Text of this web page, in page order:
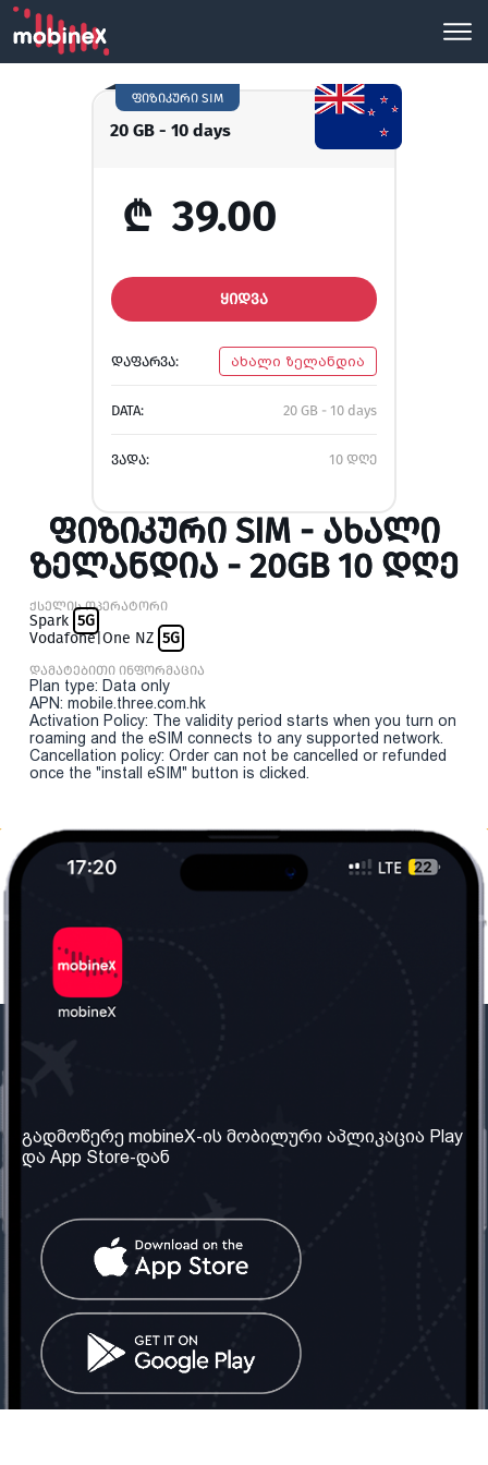
20 GB - 10 days
ფიზიკური SIM
₾ 39.00
ᲧᲘᲓᲕᲐ
ᲓᲐᲤᲐᲠᲕᲐ: ახალი ზელანდია
DATA: 20 GB - 10 days
ᲕᲐᲓᲐ: 10 დღე
ᲤᲘᲖᲘᲙᲣᲠᲘ SIM - ᲐᲮᲐᲚᲘ
ᲖᲔᲚᲐᲜᲓᲘᲐ - 20GB 10 ᲓᲦᲔ
ქსელის ოპერატორი
Spark 5G
Vodafone|One NZ 5G
დამატებითი ინფორმაცია
Plan type: Data only
APN: mobile.three.com.hk
Activation Policy: The validity period starts when you turn on
roaming and the eSIM connects to any supported network.
Cancellation policy: Order can not be cancelled or refunded
once the "install eSIM" button is clicked.
ჩვენ შესახებ
ჩვენი სერვისები
წესები და პირობები
კითხვები
კონტაქტი
საქართველო: თბილისი
ტელ: 032 2 04 00 50
ელ. ფოსტა:
info@mobinex.ge
სოციალური ქსელი
გადმოწერე mobineX-ის მობილური აპლიკაცია Play
და App Store-დან